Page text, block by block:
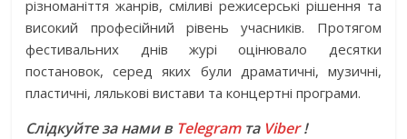
різноманіття жанрів, сміливі режисерські рішення та
високий професійний рівень учасників. Протягом
фестивальних днів журі оцінювало десятки
постановок, серед яких були драматичні, музичні,
пластичні, лялькові вистави та концертні програми.
Слідкуйте за нами в Telegramта Viber!